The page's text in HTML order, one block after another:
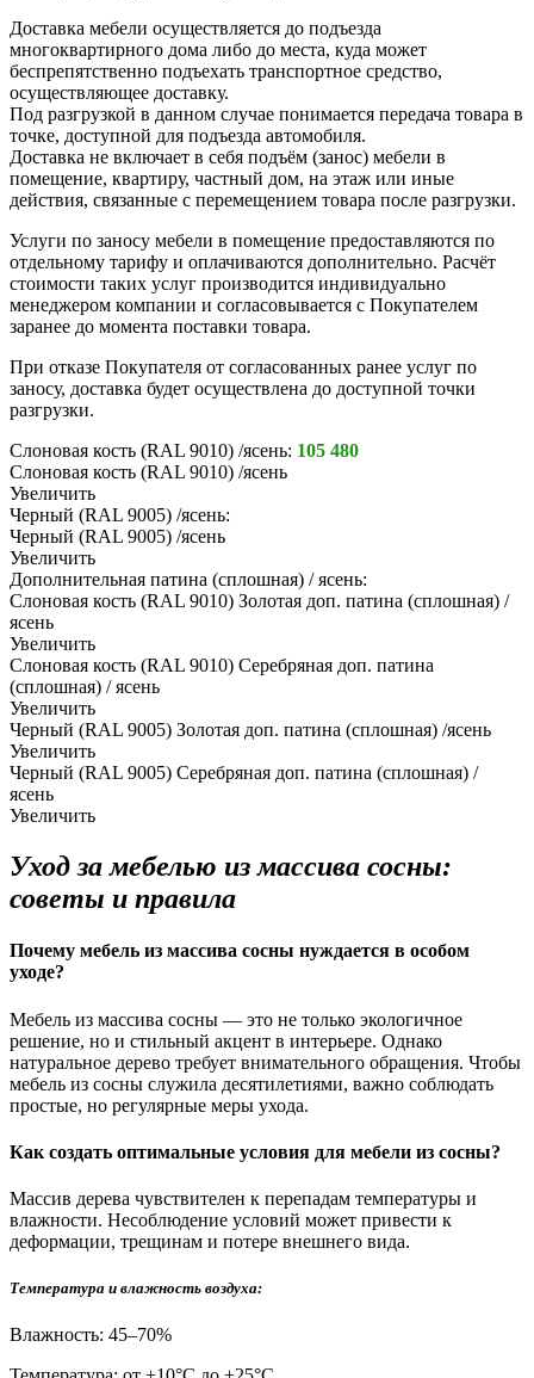
Доставка мебели осуществляется до подъезда
многоквартирного дома либо до места, куда может
беспрепятственно подъехать транспортное средство,
осуществляющее доставку.
Под разгрузкой в данном случае понимается передача товара в
точке, доступной для подъезда автомобиля.
Доставка не включает в себя подъём (занос) мебели в
помещение, квартиру, частный дом, на этаж или иные
действия, связанные с перемещением товара после разгрузки.
Услуги по заносу мебели в помещение предоставляются по
отдельному тарифу и оплачиваются дополнительно. Расчёт
стоимости таких услуг производится индивидуально
менеджером компании и согласовывается с Покупателем
заранее до момента поставки товара.
При отказе Покупателя от согласованных ранее услуг по
заносу, доставка будет осуществлена до доступной точки
разгрузки.
Слоновая кость (RAL 9010) /ясень: 105 480
Слоновая кость (RAL 9010) /ясень
Увеличить
Черный (RAL 9005) /ясень:
Черный (RAL 9005) /ясень
Увеличить
Дополнительная патина (сплошная) / ясень:
Слоновая кость (RAL 9010) Золотая доп. патина (сплошная) /
ясень
Увеличить
Слоновая кость (RAL 9010) Серебряная доп. патина
(сплошная) / ясень
Увеличить
Черный (RAL 9005) Золотая доп. патина (сплошная) /ясень
Увеличить
Черный (RAL 9005) Серебряная доп. патина (сплошная) /
ясень
Увеличить
Уход за мебелью из массива сосны:
советы и правила
Почему мебель из массива сосны нуждается в особом
уходе?
Мебель из массива сосны — это не только экологичное
решение, но и стильный акцент в интерьере. Однако
натуральное дерево требует внимательного обращения. Чтобы
мебель из сосны служила десятилетиями, важно соблюдать
простые, но регулярные меры ухода.
Как создать оптимальные условия для мебели из сосны?
Массив дерева чувствителен к перепадам температуры и
влажности. Несоблюдение условий может привести к
деформации, трещинам и потере внешнего вида.
Температура и влажность воздуха:
Влажность: 45–70%